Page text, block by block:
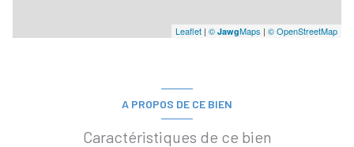
Leaflet | © JawgMaps | © OpenStreetMap
A PROPOS DE CE BIEN
Caractéristiques de ce bien